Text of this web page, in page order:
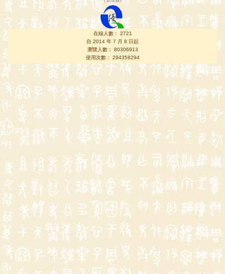
在線人數： 2721
自 2014 年 7 月 8 日起
瀏覽人數： 80306913
使用次數： 294358294